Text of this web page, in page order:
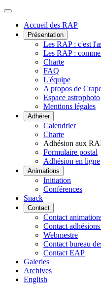
Accueil des RAP
Présentation
Les RAP : c'est
Les RAP :
Charte
FAQ
L'équipe
A propos de
Espace astrophoto
Mentions légales
Adhérer
Calendrier
Charte
Adhésion aux
Formulaire postal
Adhésion en ligne
Animations
Initiation
Conférences
Snack
Contact
Contact
Contact
Webmestre
Contact bureau
Contact EAP
Galeries
Archives
English